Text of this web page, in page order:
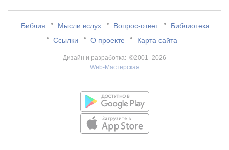
Библия Мысли вслух Вопрос-ответ
Библиотека
Ссылки
О проекте Карта сайта
Дизайн и разработка: ©2001–2026
Web-Мастерская